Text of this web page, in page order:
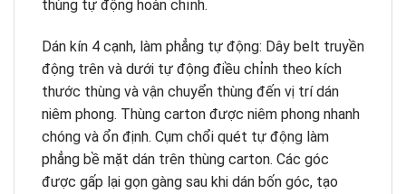
thùng tự động hoàn chỉnh.
Dán kín 4 cạnh, làm phẳng tự động: Dây belt truyền
động trên và dưới tự động điều chỉnh theo kích
thước thùng và vận chuyển thùng đến vị trí dán
niêm phong. Thùng carton được niêm phong nhanh
chóng và ổn định. Cụm chổi quét tự động làm
phẳng bề mặt dán trên thùng carton. Các góc
được gấp lại gọn gàng sau khi dán bốn góc, tạo